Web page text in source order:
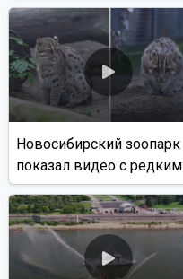
с использованием ИИ
Новосибирский зоопарк
показал видео с редким
виверровым котом